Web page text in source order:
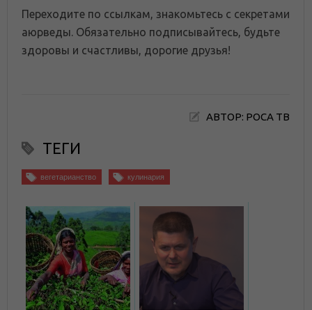
Переходите по ссылкам, знакомьтесь с секретами
аюрведы. Обязательно подписывайтесь, будьте
здоровы и счастливы, дорогие друзья!
АВТОР: РОСА ТВ
ТЕГИ
вегетарианство кулинария